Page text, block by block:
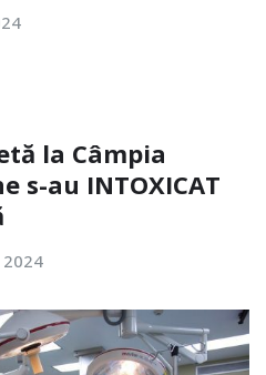
la Câmpia
s-au INTOXICAT